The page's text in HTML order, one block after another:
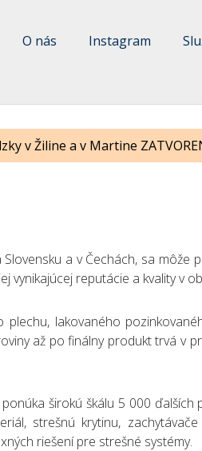
O nás Instagram
v Žiline a v Martine
a v Čechách, sa
vynikajúcej reputácie a kvality v
lakovaného
až po finálny produkt trvá v
širokú škálu 5 000
strešnú krytinu,
riešení pre strešné systémy.